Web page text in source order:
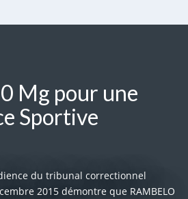
Mg pour une
Sportive
du tribunal correctionnel
2015 démontre que RAMBELO